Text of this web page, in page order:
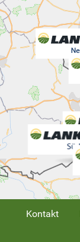
Kontakt